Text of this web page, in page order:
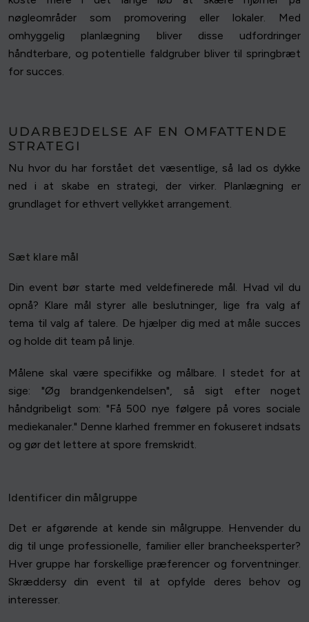
nøgleområder som promovering eller lokaler. Med
omhyggelig planlægning bliver disse udfordringer
håndterbare, og potentielle faldgruber bliver til springbræt
for succes.
UDARBEJDELSE AF EN OMFATTENDE
STRATEGI
Nu hvor du har forstået det væsentlige, så lad os dykke
ned i at skabe en strategi, der virker. Planlægning er
grundlaget for ethvert vellykket arrangement.
Sæt klare mål
Din event bør starte med veldefinerede mål. Hvad vil du
opnå? Klare mål styrer alle beslutninger, lige fra valg af
tema til valg af talere. De hjælper dig med at måle succes
og holde dit team på linje.
Målene skal være specifikke og målbare. I stedet for at
sige: "Øg brandgenkendelsen", så sigt efter noget
håndgribeligt som: "Få 500 nye følgere på vores sociale
mediekanaler." Denne klarhed fremmer en fokuseret indsats
og gør det lettere at spore fremskridt.
Identificer din målgruppe
Det er afgørende at kende sin målgruppe. Henvender du
dig til unge professionelle, familier eller brancheeksperter?
Hver gruppe har forskellige præferencer og forventninger.
Skræddersy din event til at opfylde deres behov og
interesser.